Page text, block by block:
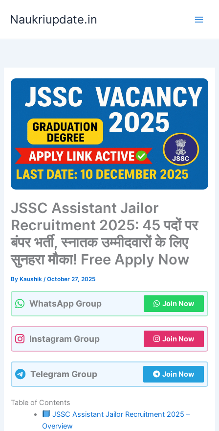
Naukriupdate.in
JSSC Assistant Jailor
Recruitment 2025: 45 पदों पर
बंपर भर्ती, स्नातक उम्मीदवारों के लिए
सुनहरा मौका! Free Apply Now
By Kaushik/October 27, 2025
WhatsApp Group Join Now
Instagram Group Join Now
Telegram Group Join Now
Table of Contents
JSSC Assistant Jailor Recruitment 2025 –
Overview